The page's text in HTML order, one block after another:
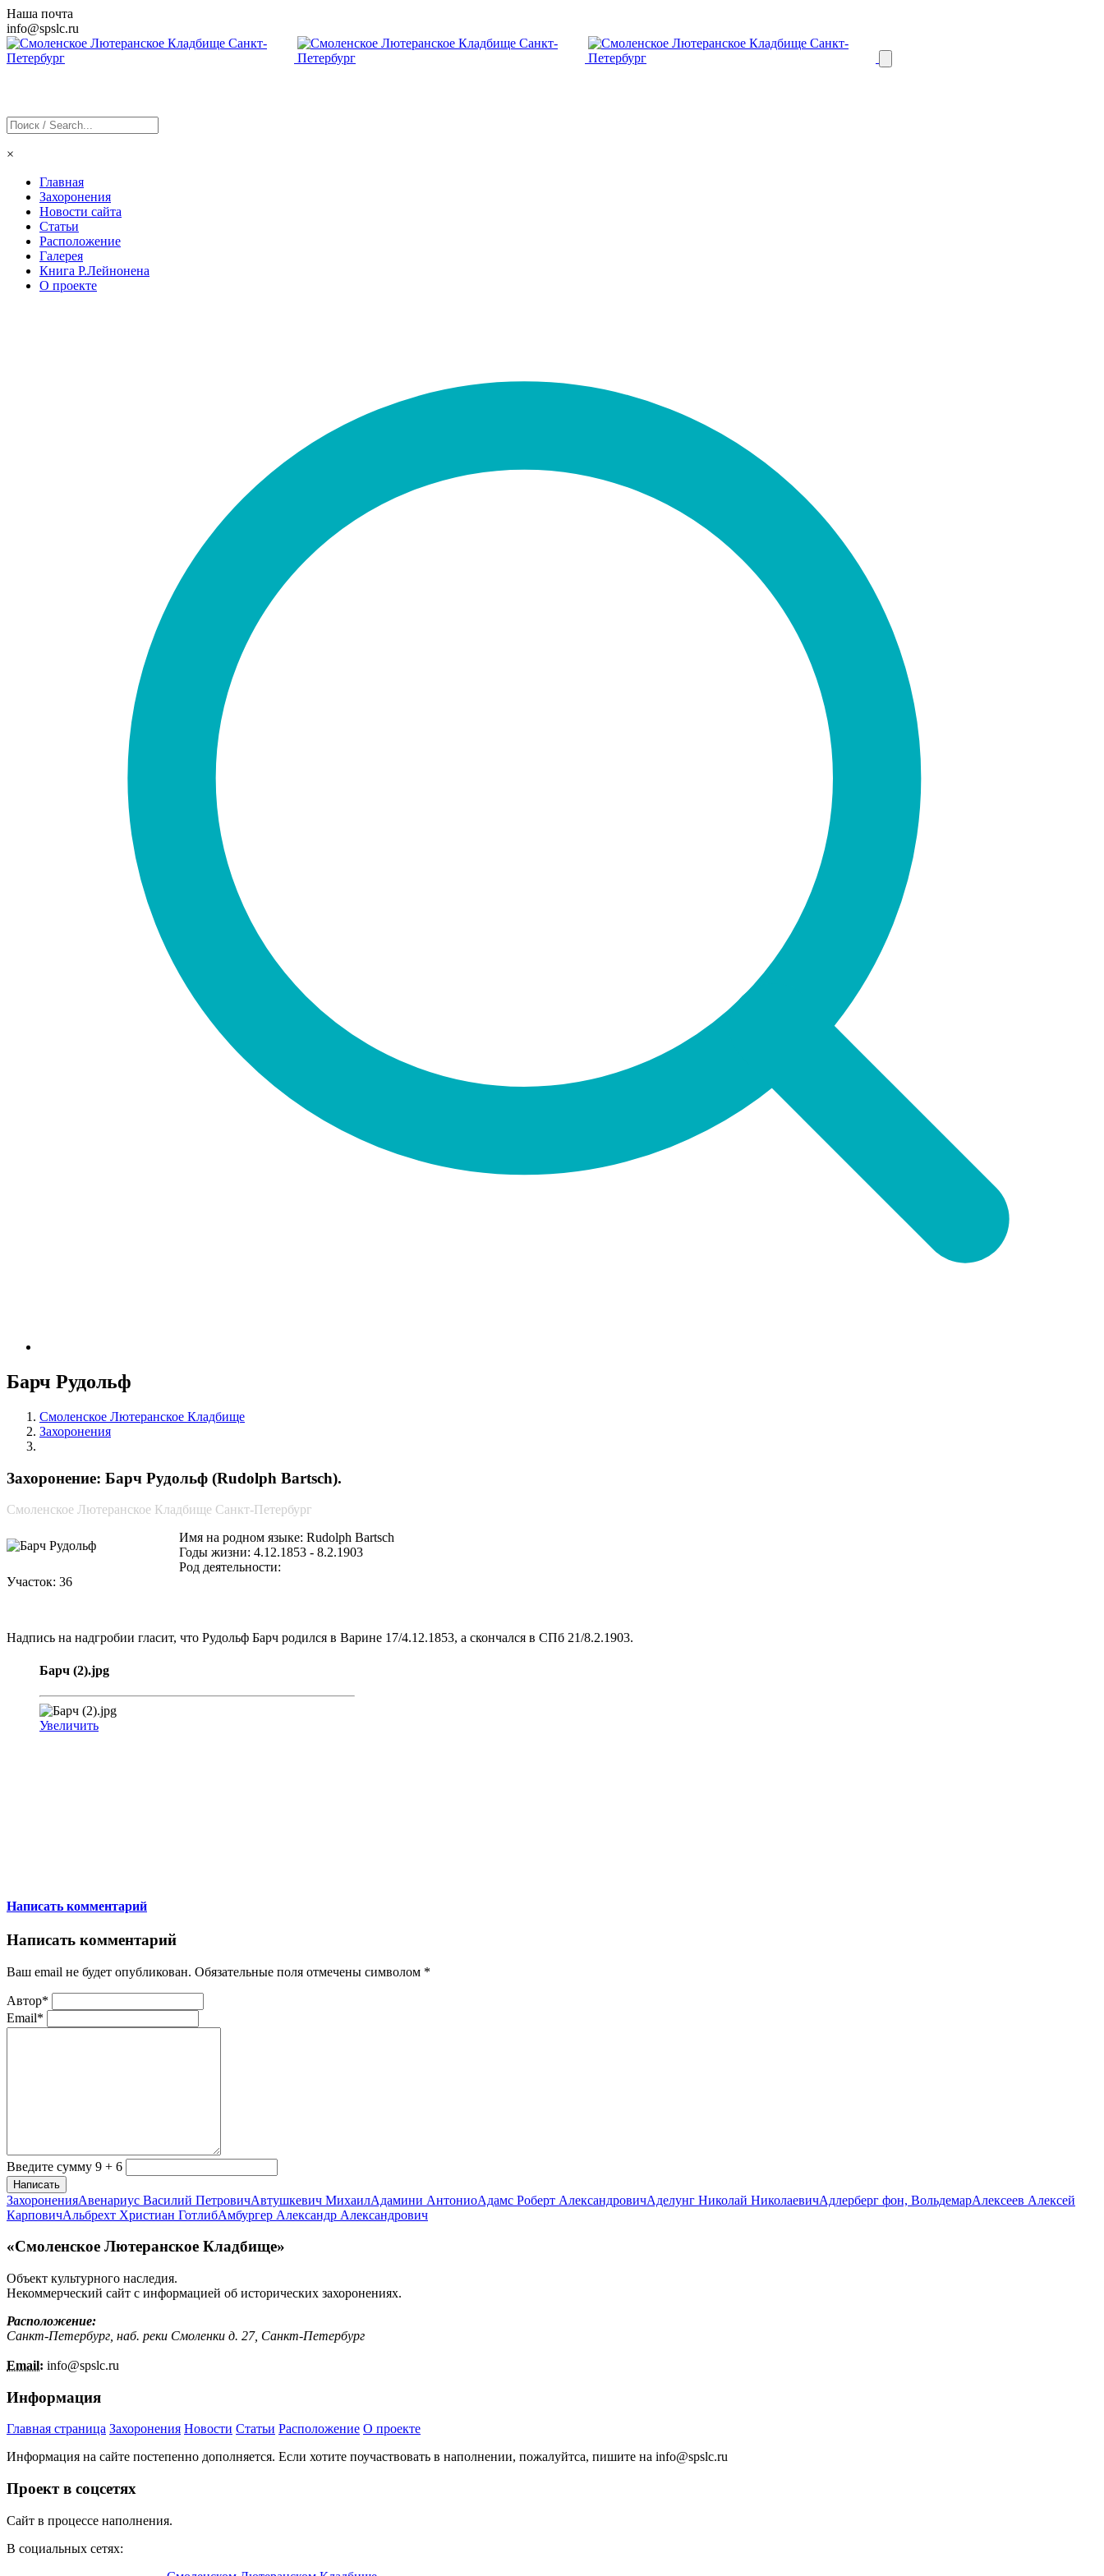
Наша почта
info@spslc.ru
×
Главная
Захоронения
Новости сайта
Статьи
Расположение
Галерея
Книга Р.Лейнонена
О проекте
Барч Рудольф
Смоленское Лютеранское Кладбище
Захоронения
Захоронение: Барч Рудольф (Rudolph Bartsch).
Смоленское Лютеранское Кладбище Санкт-Петербург
Имя на родном языке: Rudolph Bartsch
Годы жизни: 4.12.1853 - 8.2.1903
Род деятельности:
Участок: 36
Надпись на надгробии гласит, что Рудольф Барч родился в Варине 17/4.12.1853, а скончался в СПб 21/8.2.1903.
Барч (2).jpg
Увеличить
Написать комментарий
Написать комментарий
Ваш email не будет опубликован. Обязательные поля отмечены символом *
Автор*
Email*
Введите сумму 9 + 6
Написать
ЗахороненияАвенариус Василий ПетровичАвтушкевич МихаилАдамини АнтониоАдамс Роберт АлександровичАделунг Николай НиколаевичАдлерберг фон, ВольдемарАлексеев Алексей
КарповичАльбрехт Христиан ГотлибАмбургер Александр Александрович
«Смоленское Лютеранское Кладбище»
Объект культурного наследия.
Некоммерческий сайт с информацией об исторических захоронениях.
Расположение:
Санкт-Петербург, наб. реки Смоленки д. 27, Санкт-Петербург
Email: info@spslc.ru
Информация
Главная страница Захоронения Новости Статьи Расположение О проекте
Информация на сайте постепенно дополняется. Если хотите поучаствовать в наполнении, пожалуйтса, пишите на info@spslc.ru
Проект в соцсетях
Сайт в процессе наполнения.
В социальных сетях: